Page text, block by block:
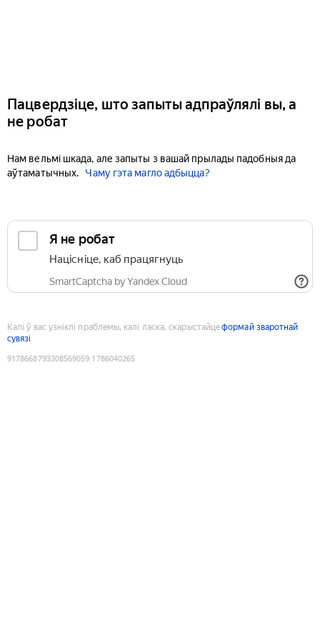
Пацвердзіце, што запыты адпраўлялі вы, а
не робат
Нам вельмі шкада, але запыты з вашай прылады падобныя да
аўтаматычных.
Чаму гэта магло адбыцца?
Я не робат
Націсніце, каб працягнуць
SmartCaptcha by Yandex Cloud
Калі ў вас узніклі праблемы, калі ласка, скарыстайцеформай зваротнай
сувязі
9178668793308569059:1786040265